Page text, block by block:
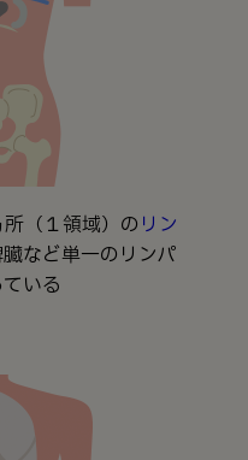
（１領域）の リン
など単一のリンパ
いる